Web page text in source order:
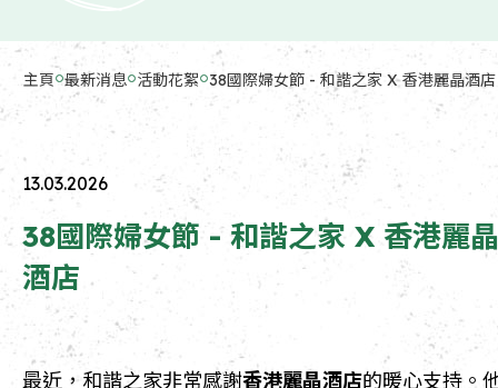
主頁 最新消息 活動花絮 38國際婦女節 - 和諧之家 X 香港麗晶酒店
13.03.2026
38國際婦女節 - 和諧之家 X 香港麗晶
酒店
最近，和諧之家非常感謝香港麗晶酒店的暖心支持。